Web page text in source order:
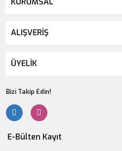
ALIŞVERİŞ
ÜYELİK
Bizi Takip Edin!
E-Bülten Kayıt